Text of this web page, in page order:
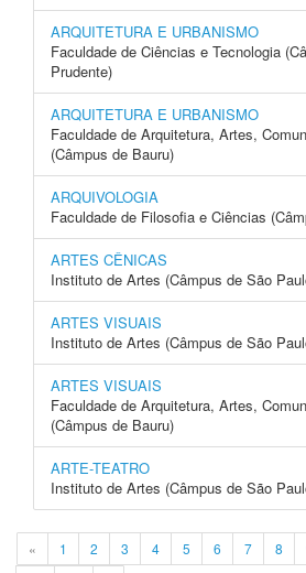
ARQUITETURA E URBANISMO
Faculdade de Ciências e Tecnologia
Prudente)
ARQUITETURA E URBANISMO
Faculdade de Arquitetura, Artes,
(Câmpus de Bauru)
ARQUIVOLOGIA
Faculdade de Filosofia e Ciências
ARTES CÊNICAS
Instituto de Artes (Câmpus de São
ARTES VISUAIS
Instituto de Artes (Câmpus de São
ARTES VISUAIS
Faculdade de Arquitetura, Artes,
(Câmpus de Bauru)
ARTE-TEATRO
Instituto de Artes (Câmpus de São
« 1 2 3 4 5 6 7 8